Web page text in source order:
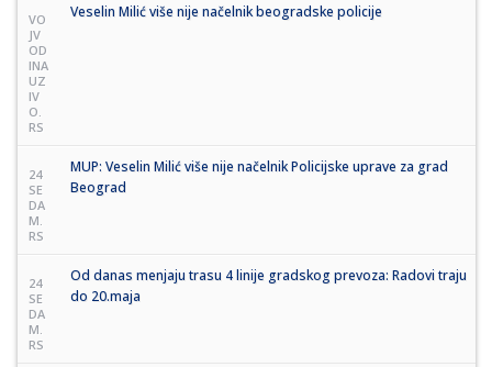
VO
JV
OD
INA
UZ
IV
O.
RS
Veselin Milić više nije načelnik beogradske policije
24
SE
DA
M.
RS
MUP: Veselin Milić više nije načelnik Policijske uprave za grad
Beograd
24
SE
DA
M.
RS
Od danas menjaju trasu 4 linije gradskog prevoza: Radovi traju
do 20.maja